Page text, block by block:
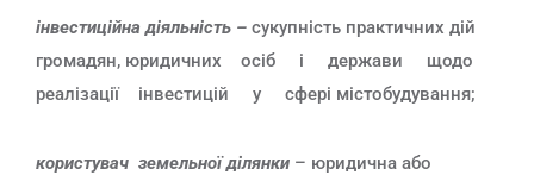
інвестиційна діяльність – сукупність практичних дій
громадян, юридичних осіб і держави щодо
реалізації інвестицій у сфері містобудування;
користувач земельної ділянки – юридична або